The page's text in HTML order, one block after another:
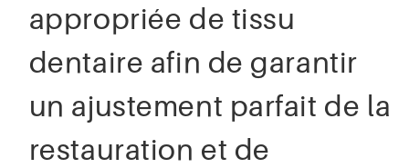
appropriée de tissu
dentaire afin de garantir
un ajustement parfait de la
restauration et de